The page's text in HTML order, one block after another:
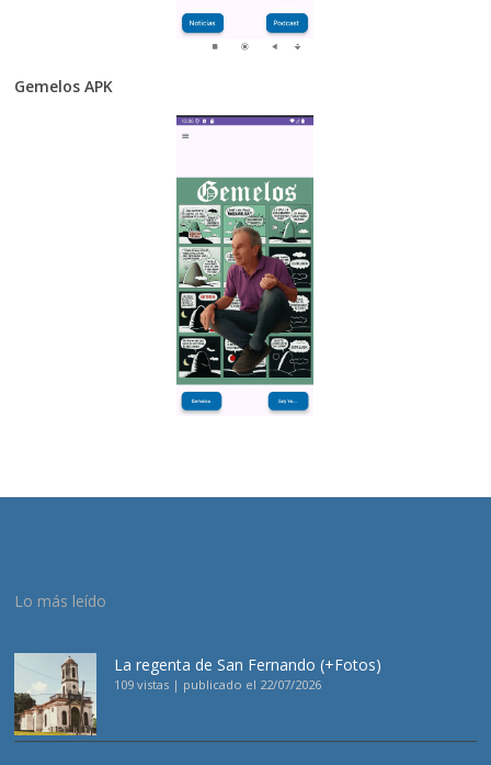
Gemelos APK
Lo más leído
La regenta de San Fernando (+Fotos)
109 vistas | publicado el 22/07/2026